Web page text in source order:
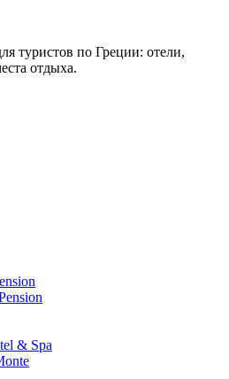
туристов по Греции: отели,
отдыха.
& Spa